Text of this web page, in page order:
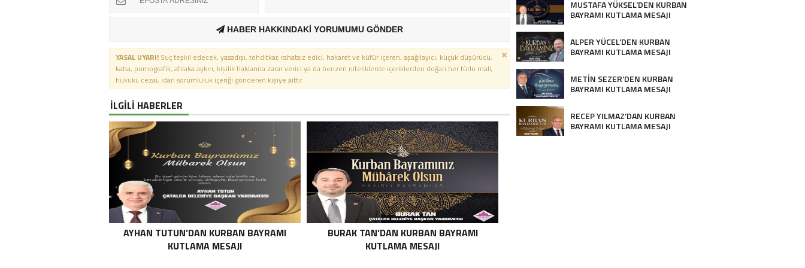
HABER HAKKINDAKİ YORUMUMU GÖNDER
YASAL UYARI! Suç teşkil edecek, yasadışı, tehditkar, rahatsız edici, hakaret ve küfür içeren, aşağılayıcı, küçük düşürücü,
kaba, pornografik, ahlaka aykırı, kişilik haklarına zarar verici ya da benzeri niteliklerde içeriklerden doğan her türlü mali,
hukuki, cezai, idari sorumluluk içeriği gönderen kişiye aittir.
İLGİLİ HABERLER
AYHAN TUTUN’DAN KURBAN BAYRAMI
KUTLAMA MESAJI
BURAK TAN’DAN KURBAN BAYRAMI
KUTLAMA MESAJI
MUSTAFA YÜKSEL’DEN KURBAN
BAYRAMI KUTLAMA MESAJI
ALPER YÜCEL’DEN KURBAN
BAYRAMI KUTLAMA MESAJI
METİN SEZER’DEN KURBAN
BAYRAMI KUTLAMA MESAJI
RECEP YILMAZ’DAN KURBAN
BAYRAMI KUTLAMA MESAJI